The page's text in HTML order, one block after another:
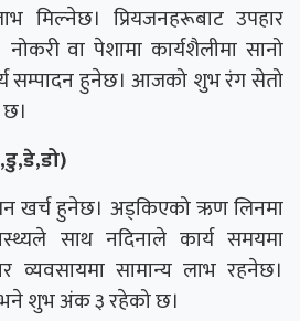
मिल्नेछ। प्रियजनहरूबाट उपहार
वा पेशामा कार्यशैलीमा सानो
सम्पादन हुनेछ। आजको शुभ रंग सेतो
खर्च हुनेछ। अड्किएको ऋण लिनमा
साथ नदिनाले कार्य समयमा
व्यवसायमा सामान्य लाभ रहनेछ।
शुभ अंक ३ रहेको छ।